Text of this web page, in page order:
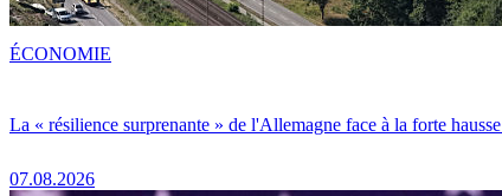
La « résilience surprenante » de l'Allemagne face à la forte
07.08.2026
ÉCONOMIE